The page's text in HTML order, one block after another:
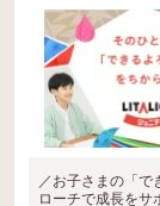
／お子さまの「
ローチで成長を